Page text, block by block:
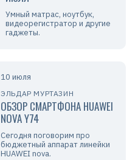
Умный матрас, ноутбук,
видеорегистратор и другие
гаджеты.
10 июля
ЭЛЬДАР МУРТАЗИН
ОБЗОР СМАРТФОНА HUAWEI
NOVA Y74
Сегодня поговорим про
бюджетный аппарат линейки
HUAWEI nova.